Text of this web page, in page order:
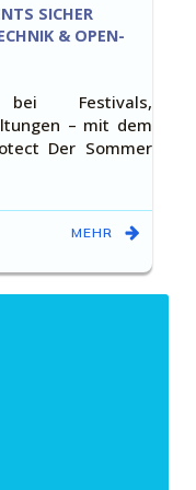
SICHER
& OPEN-
bei Festivals,
– mit dem
Der Sommer
MEHR